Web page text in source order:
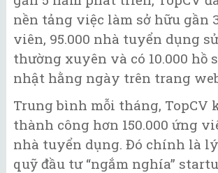
nền tảng việc làm sở hữu gần
viên, 95.000 nhà tuyển dụng
thường xuyên và có 10.000 hồ
nhật hằng ngày trên trang
Trung bình mỗi tháng, TopCV
thành công hơn 150.000 ứng
nhà tuyển dụng. Đó chính là
quỹ đầu tư “ngắm nghía”